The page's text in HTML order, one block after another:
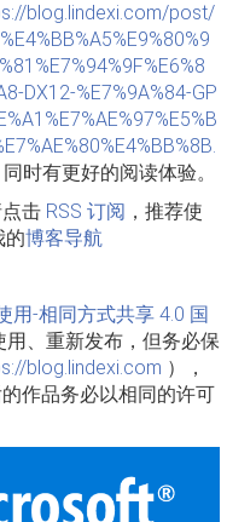
blog.lindexi.com/post/
DX12-%E7%9A%84-GP
时有更好的阅读体验。
击 RSS 订阅 ，推荐使
的博客导航
用-相同方式共享 4.0 国
、重新发布，但务必保
blog.lindexi.com ），
作品务必以相同的许可